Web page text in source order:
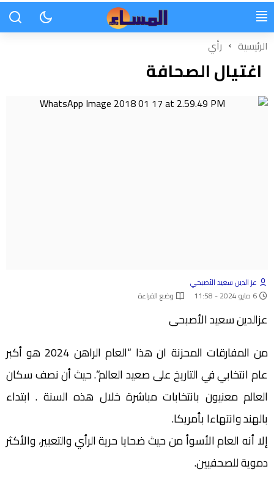
الرئيسية رأي
اغتيال الصحافة
عز الدين سعيد الأصبحي
6 مايو 2024 - 11:58
وضع القراءة
عزالدين سعيد الأصبحى
من المفارقات المحزنة ان هذا “العام الراهن 2024 هو أكبر
عام انتخابي في التاريخ على صعيد العالم”. حيث أن نصف سكان
العالم معنيون بانتخابات مباشرة خلال هذه السنة . ابتداء
بالهند وانتهاءا بأمريكا.
إلا أنه العام الأسوأ من حيث ضحايا حرية الرأي والتعبير، والأكثر
دموية للصحفيين.